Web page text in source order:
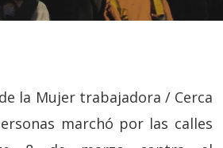
la Mujer trabajadora / Cerca
marchó por las calles